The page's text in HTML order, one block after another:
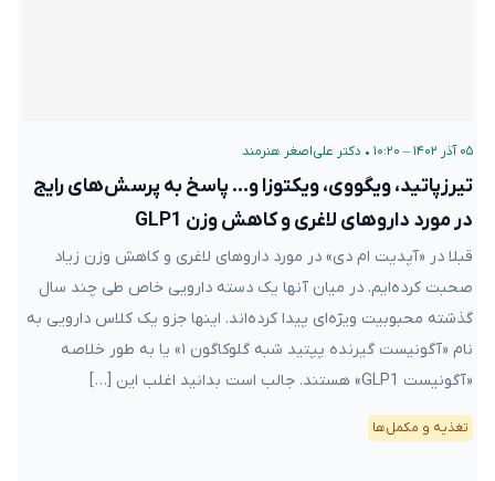
۰۵ آذر ۱۴۰۲ – ۱۰:۲۰ • دکتر علی‌اصغر هنرمند
تیرزپاتید، ویگووی، ویکتوزا و… پاسخ به پرسش‌های رایج
در مورد داروهای لاغری و کاهش وزن GLP1
قبلا در «آپدیت ام دی» در مورد داروهای لاغری و کاهش وزن زیاد
صحبت کرده‌ایم. در میان آنها یک دسته دارویی خاص طی چند سال
گذشته محبوبیت ویژه‌ای پیدا کرده‌اند. اینها جزو یک کلاس دارویی به
نام «آگونیست گیرنده پپتید شبه گلوکاگون ۱» یا به طور خلاصه
«آگونیست GLP1» هستند. جالب است بدانید اغلب این […]
تغذیه و مکمل‌ها